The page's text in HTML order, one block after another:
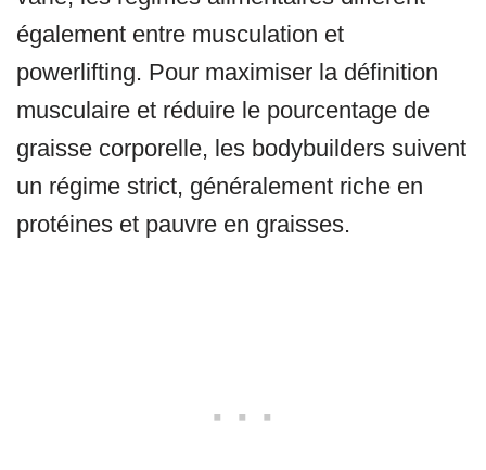
également entre musculation et
powerlifting. Pour maximiser la définition
musculaire et réduire le pourcentage de
graisse corporelle, les bodybuilders suivent
un régime strict, généralement riche en
protéines et pauvre en graisses.